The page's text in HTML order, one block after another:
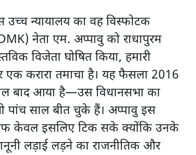
उच्च न्यायालय का वह विस्फोटक
नेता एम. अप्पावु को राधापुरम
विजेता घोषित किया, हमारी
एक करारा तमाचा है। यह फैसला 2016
बाद आया है—उस विधानसभा का
पांच साल बीत चुके हैं। अप्पावु इस
केवल इसलिए टिक सके क्योंकि उनके
लड़ाई लड़ने का राजनीतिक और